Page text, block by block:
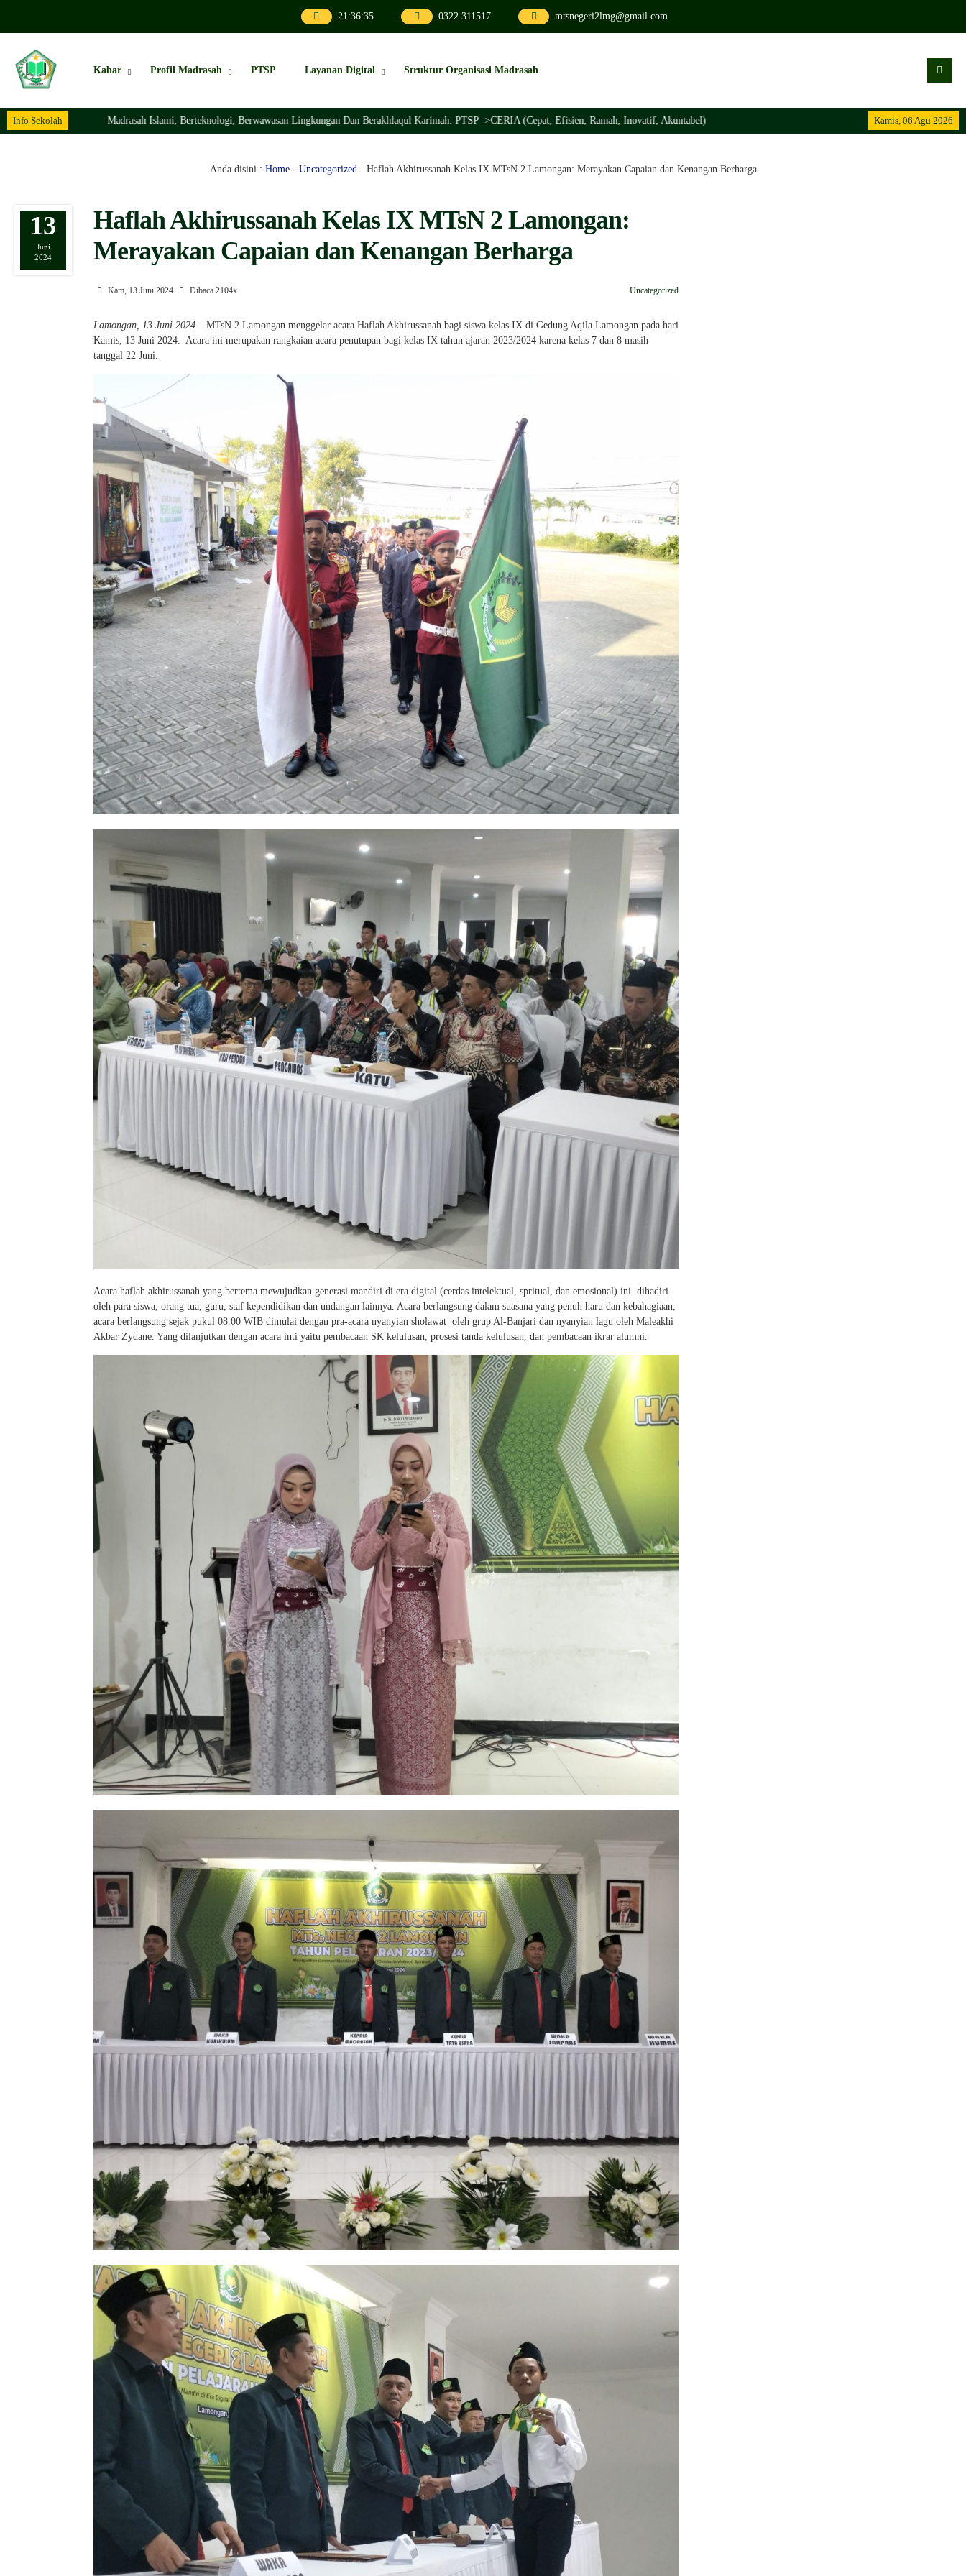
21:36:37 0322 311517 mtsnegeri2lmg@gmail.com
Kabar Profil Madrasah PTSP Layanan Digital Struktur Organisasi Madrasah
Info Sekolah Kamis, 06 Agu 2026
Madrasah Islami, Berteknologi, Berwawasan Lingkungan Dan Berakhlaqul Karimah. PTSP=>CERIA (Cepat, Efisien, Ramah, Inovatif, Akuntabel)
Anda disini : Home- Uncategorized- Haflah Akhirussanah Kelas IX MTsN 2 Lamongan: Merayakan Capaian dan Kenangan Berharga
13
Juni
2024
Haflah Akhirussanah Kelas IX MTsN 2 Lamongan:
Merayakan Capaian dan Kenangan Berharga
Kam, 13 Juni 2024 Dibaca 2104x Uncategorized
Lamongan, 13 Juni 2024 – MTsN 2 Lamongan menggelar acara Haflah Akhirussanah bagi siswa kelas IX di Gedung Aqila Lamongan pada hari
Kamis, 13 Juni 2024. Acara ini merupakan rangkaian acara penutupan bagi kelas IX tahun ajaran 2023/2024 karena kelas 7 dan 8 masih
tanggal 22 Juni.
Acara haflah akhirussanah yang bertema mewujudkan generasi mandiri di era digital (cerdas intelektual, spritual, dan emosional) ini dihadiri
oleh para siswa, orang tua, guru, staf kependidikan dan undangan lainnya. Acara berlangsung dalam suasana yang penuh haru dan kebahagiaan,
acara berlangsung sejak pukul 08.00 WIB dimulai dengan pra-acara nyanyian sholawat oleh grup Al-Banjari dan nyanyian lagu oleh Maleakhi
Akbar Zydane. Yang dilanjutkan dengan acara inti yaitu pembacaan SK kelulusan, prosesi tanda kelulusan, dan pembacaan ikrar alumni.